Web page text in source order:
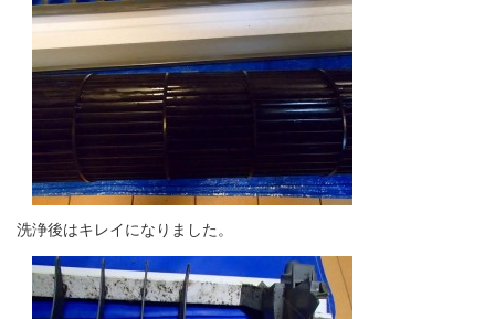
洗浄後はキレイになりました。